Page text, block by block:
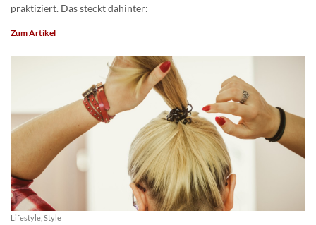
praktiziert. Das steckt dahinter:
Zum Artikel
Lifestyle, Style